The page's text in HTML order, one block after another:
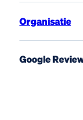
Organisatie
Google